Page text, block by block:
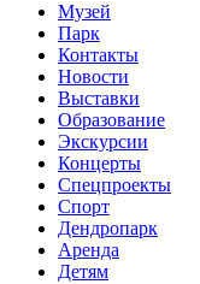
Музей
Парк
Контакты
Новости
Выставки
Образование
Экскурсии
Концерты
Спецпроекты
Спорт
Дендропарк
Аренда
Детям